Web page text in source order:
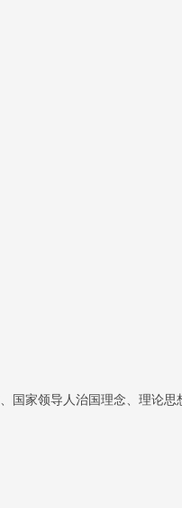
家领导人治国理念、理论